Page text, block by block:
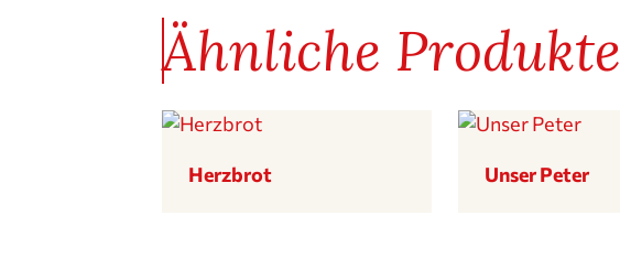
Ähnliche Produkte
Herzbrot Unser Peter